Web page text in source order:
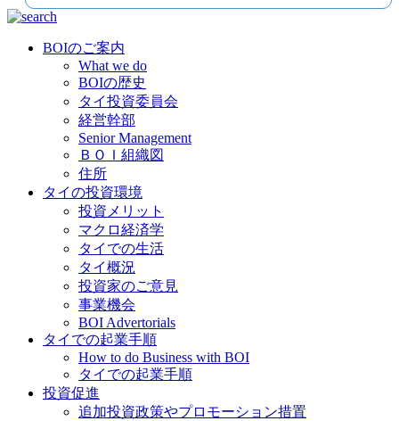
BOIのご案内
What we do
BOIの歴史
タイ投資委員会
経営幹部
Senior Management
ＢＯＩ組織図
住所
タイの投資環境
投資メリット
マクロ経済学
タイでの生活
タイ概況
投資家のご意見
事業機会
BOI Advertorials
タイでの起業手順
How to do Business with BOI
タイでの起業手順
投資促進
追加投資政策やプロモーション措置